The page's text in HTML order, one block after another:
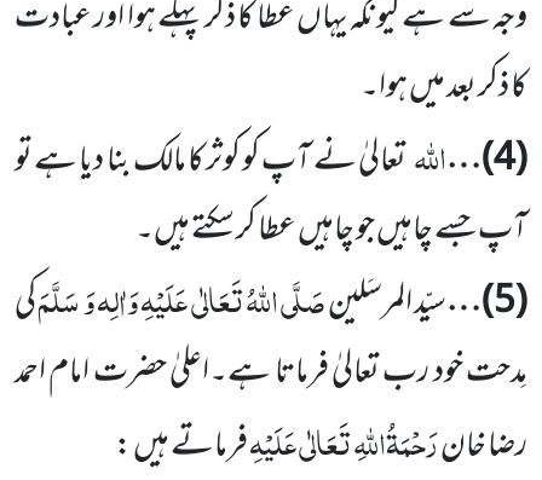
وجہ سے ہے کیونکہ یہاں عطا کا ذکر پہلے ہوا اور عبادت
کا ذکر بعد میں ہوا۔
(4)
…اللّٰہتعالیٰ نے آپ کو کوثر کا مالک بنا دیا ہے تو
آپ جسے چاہیں جو چاہیں عطا کر سکتے ہیں۔
(5)
…سیّد المرسَلینصَلَّی اللّٰہُ تَعَالٰی عَلَیْہِ وَاٰلِہ وَ سَلَّمَکی
مِدحت خود رب تعالیٰ فرماتا ہے۔اعلیٰ حضرت امام احمد
رضا خانرَحْمَۃُاللّٰہِ تَعَالٰی عَلَیْہِفرماتے ہیں :